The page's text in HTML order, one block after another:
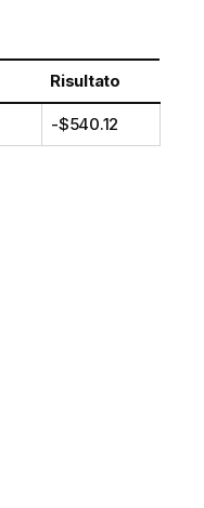
Risultato
-$540.12